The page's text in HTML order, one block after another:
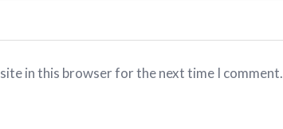
in this browser for the next time I comment.